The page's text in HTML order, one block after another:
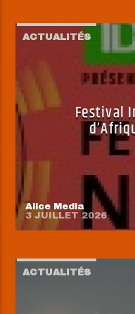
ACTUALITÉS
Festival
Alice Media
3 JUILLET 2026
ACTUALITÉS